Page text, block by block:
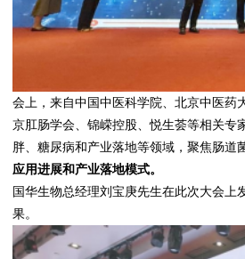
会上，来自中国中医科学院、北京中医药
京肛肠学会、锦嵘控股、悦生荟等相关专
胖、糖尿病和产业落地等领域，聚焦肠道
应用进展和产业落地模式。
国华生物总经理刘宝庚先生在此次大会上
果。